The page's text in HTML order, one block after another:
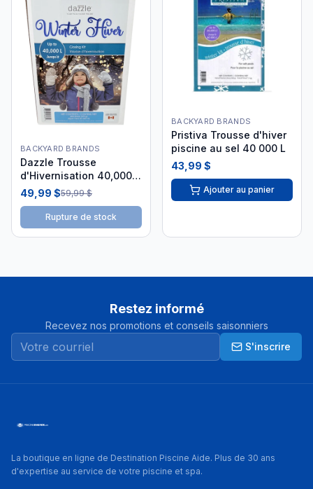
BACKYARD BRANDS
Dazzle Trousse
d'Hivernisation 40,000 L
DAZ06030
49,99 $59,99 $
Rupture de stock
BACKYARD BRANDS
Pristiva Trousse d'hiver
piscine au sel 40 000 L
43,99 $
Ajouter au panier
Restez informé
Recevez nos promotions et conseils saisonniers
S'inscrire
La boutique en ligne de Destination Piscine Aide. Plus de 30 ans
d'expertise au service de votre piscine et spa.